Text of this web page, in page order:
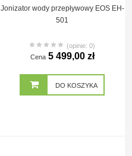
Jonizator wody przepływowy EOS EH-
501
(opinie: 0)
Cena 5 499,00 zł
DO KOSZYKA